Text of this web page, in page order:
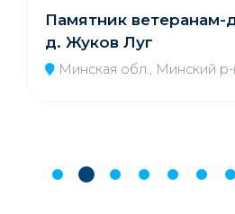
Памятник
д. Жуков Луг
Минская обл., Минский